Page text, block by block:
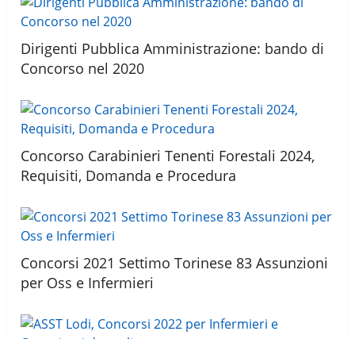
Dirigenti Pubblica Amministrazione: bando di
Concorso nel 2020
Concorso Carabinieri Tenenti Forestali 2024,
Requisiti, Domanda e Procedura
Concorsi 2021 Settimo Torinese 83 Assunzioni
per Oss e Infermieri